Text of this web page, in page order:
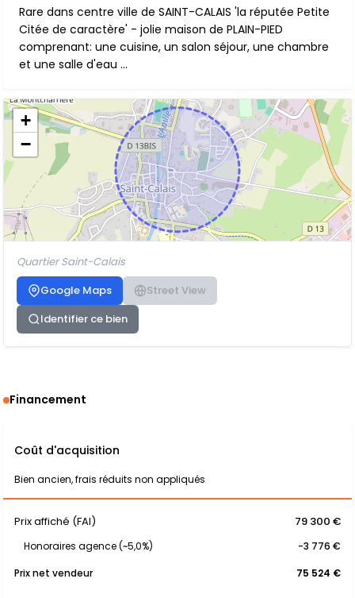
Rare dans centre ville de SAINT-CALAIS 'la réputée Petite
Citée de caractère' - jolie maison de PLAIN-PIED
comprenant: une cuisine, un salon séjour, une chambre
et une salle d'eau ...
+
−
Quartier Saint-Calais
Google Maps
Street View
Identifier ce bien
Financement
Coût d'acquisition
Bien ancien, frais réduits non appliqués
Prix affiché (FAI) 79 300 €
Honoraires agence (~5,0%)
-3 776 €
Prix net vendeur
75 524 €